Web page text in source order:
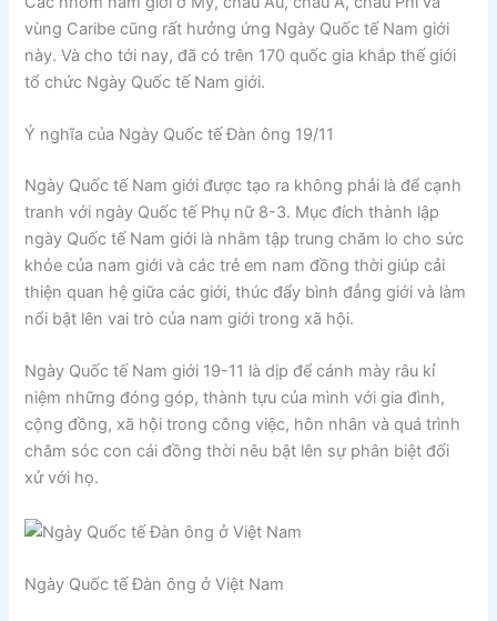
vùng Caribe cũng rất hưởng ứng Ngày Quốc tế Nam giới
này. Và cho tới nay, đã có trên 170 quốc gia khắp thế giới
tổ chức Ngày Quốc tế Nam giới.
Ý nghĩa của Ngày Quốc tế Đàn ông 19/11
Ngày Quốc tế Nam giới được tạo ra không phải là để cạnh
tranh với ngày Quốc tế Phụ nữ 8-3. Mục đích thành lập
ngày Quốc tế Nam giới là nhằm tập trung chăm lo cho sức
khỏe của nam giới và các trẻ em nam đồng thời giúp cải
thiện quan hệ giữa các giới, thúc đẩy bình đẳng giới và làm
nổi bật lên vai trò của nam giới trong xã hội.
Ngày Quốc tế Nam giới 19-11 là dịp để cánh mày râu kỉ
niệm những đóng góp, thành tựu của mình với gia đình,
cộng đồng, xã hội trong công việc, hôn nhân và quá trình
chăm sóc con cái đồng thời nêu bật lên sự phân biệt đối
xử với họ.
Ngày Quốc tế Đàn ông ở Việt Nam